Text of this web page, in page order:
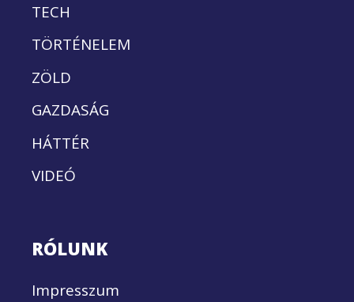
TECH
TÖRTÉNELEM
ZÖLD
GAZDASÁG
HÁTTÉR
VIDEÓ
RÓLUNK
Impresszum